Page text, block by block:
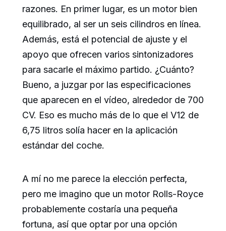
razones. En primer lugar, es un motor bien
equilibrado, al ser un seis cilindros en línea.
Además, está el potencial de ajuste y el
apoyo que ofrecen varios sintonizadores
para sacarle el máximo partido. ¿Cuánto?
Bueno, a juzgar por las especificaciones
que aparecen en el vídeo, alrededor de 700
CV. Eso es mucho más de lo que el V12 de
6,75 litros solía hacer en la aplicación
estándar del coche.
A mí no me parece la elección perfecta,
pero me imagino que un motor Rolls-Royce
probablemente costaría una pequeña
fortuna, así que optar por una opción